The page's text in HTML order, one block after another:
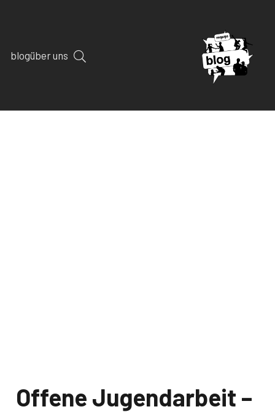
blogüber uns
Offene Jugendarbeit –